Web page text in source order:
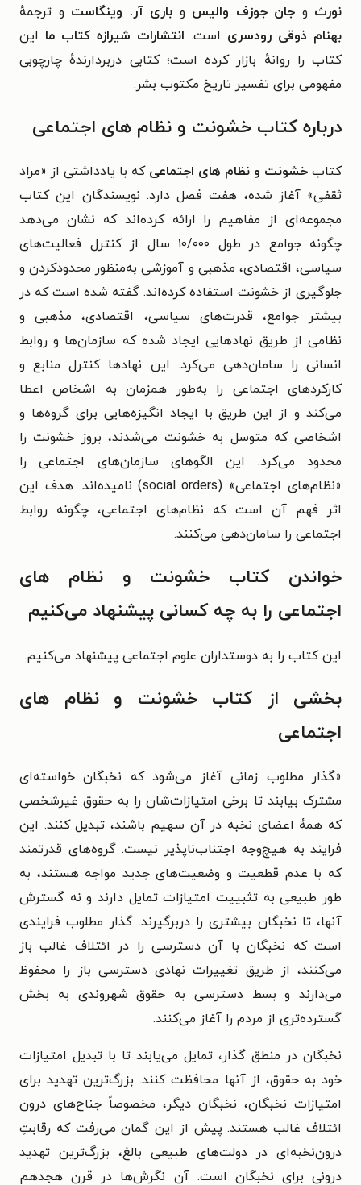
نورث و جان جوزف والیس و باری آر. وینگاست و ترجمهٔ
بهنام ذوقی رودسری است. انتشارات شیرازه کتاب ما این
کتاب را روانهٔ بازار کرده است؛ کتابی دربردارندهٔ چارچوبی
مفهومی برای تفسیر تاریخ مکتوب بشر.
درباره کتاب خشونت و نظام‌ های اجتماعی
کتاب خشونت و نظام‌ های اجتماعی که با یادداشتی از «مراد
ثقفی» آغاز شده، هفت فصل دارد. نویسندگان این کتاب
مجموعه‌ای از مفاهیم را ارائه کرده‌اند که نشان می‌دهد
چگونه جوامع در طول ۱۰/۰۰۰ سال از کنترل فعالیت‌های
سیاسی، اقتصادی، مذهبی و آموزشی به‌منظور محدودکردن و
جلوگیری از خشونت استفاده کرده‌اند. گفته شده است که در
بیشتر جوامع، قدرت‌های سیاسی، اقتصادی، مذهبی و
نظامی از طریق نهادهایی ایجاد شده که سازمان‌ها و روابط
انسانی را سامان‌دهی می‌کرد. این نهادها کنترل منابع و
کارکردهای اجتماعی را به‌طور همزمان به اشخاص اعطا
می‌کند و از این طریق با ایجاد انگیزه‌هایی برای گروه‌ها و
اشخاصی که متوسل به خشونت می‌شدند، بروز خشونت را
محدود می‌کرد. این الگوهای سازمان‌های اجتماعی را
«نظام‌های اجتماعی» (social orders) نامیده‌اند. هدف این
اثر فهم آن است که نظام‌های اجتماعی، چگونه روابط
اجتماعی را سامان‌دهی می‌کنند.
خواندن کتاب خشونت و نظام‌ های
اجتماعی را به چه کسانی پیشنهاد می‌کنیم
این کتاب را به دوستداران علوم اجتماعی پیشنهاد می‌کنیم.
بخشی از کتاب خشونت و نظام‌ های
اجتماعی
«گذار مطلوب زمانی آغاز می‌شود که نخبگان خواسته‌ای
مشترک بیابند تا برخی امتیازات‌شان را به حقوق غیرشخصی
که همۀ اعضای نخبه در آن سهیم باشند، تبدیل کنند. این
فرایند به هیچ‌وجه اجتناب‌ناپذیر نیست. گروه‌های قدرتمند
که با عدم قطعیت و وضعیت‌های جدید مواجه هستند، به
طور طبیعی به تثبییت امتیازات تمایل دارند و نه گسترش
آنها، تا نخبگان بیشتری را دربرگیرند. گذار مطلوب فرایندی
است که نخبگان با آن دسترسی را در ائتلاف غالب باز
می‌کنند، از طریق تغییرات نهادی دسترسی باز را محفوظ
می‌دارند و بسط دسترسی به حقوق شهروندی به بخش
گسترده‌تری از مردم را آغاز می‌کنند.
نخبگان در منطق گذار، تمایل می‌یابند تا با تبدیل امتیازات
خود به حقوق، از آنها محافظت کنند. بزرگ‌ترین تهدید برای
امتیازات نخبگان، نخبگان دیگر، مخصوصاً جناح‌های درون
ائتلاف غالب هستند. پیش از این گمان می‌رفت که رقابتِ
درون‌نخبه‌ای در دولت‌های طبیعی بالغ، بزرگ‌ترین تهدید
درونی برای نخبگان است. آن نگرش‌ها در قرن هجدهم